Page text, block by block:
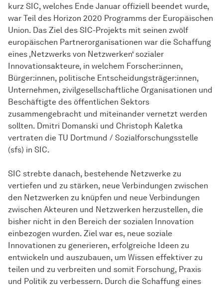
kurz SIC, welches Ende Januar offiziell beendet wurde,
war Teil des Horizon 2020 Programms der Europäischen
Union. Das Ziel des SIC-Projekts mit seinen zwölf
europäischen Partnerorganisationen war die Schaffung
eines ‚Netzwerks von Netzwerken‘ sozialer
Innovationsakteure, in welchem Forscher:innen,
Bürger:innen, politische Entscheidungsträger:innen,
Unternehmen, zivilgesellschaftliche Organisationen und
Beschäftigte des öffentlichen Sektors
zusammengebracht und miteinander vernetzt werden
sollten. Dmitri Domanski und Christoph Kaletka
vertraten die TU Dortmund / Sozial­forschungs­stelle
(sfs) in SIC.
SIC strebte danach, bestehende Netzwerke zu
vertiefen und zu stärken, neue Verbindungen zwischen
den Netzwerken zu knüpfen und neue Verbindungen
zwischen Akteuren und Netzwerken herzustellen, die
bisher nicht in den Bereich der sozialen Innovation
einbezogen wurden. Ziel war es, neue soziale
Innovationen zu generieren, erfolgreiche Ideen zu
entwickeln und auszubauen, um Wissen effektiver zu
teilen und zu verbreiten und somit Forschung, Praxis
und Politik zu verbessern. Durch die Schaffung eines